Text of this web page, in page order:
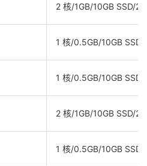
2 核/1GB/10GB SSD/
1 核/0.5GB/10GB
1 核/0.5GB/10GB
2 核/1GB/10GB SSD/
1 核/0.5GB/10GB